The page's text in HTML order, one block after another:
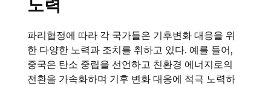
노력
파리협정에 따라 각 국가들은 기후변화 대응을 위
한 다양한 노력과 조치를 취하고 있다. 예를 들어,
중국은 탄소 중립을 선언하고 친환경 에너지로의
전환을 가속화하며 기후 변화 대응에 적극 노력하